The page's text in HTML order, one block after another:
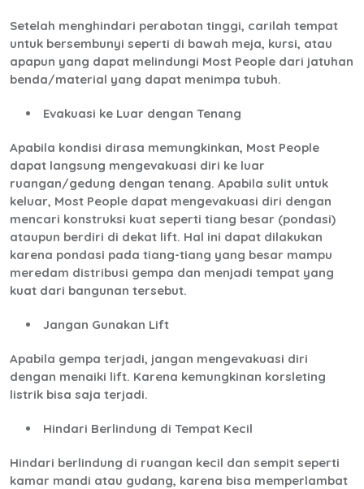
Setelah menghindari perabotan tinggi, carilah tempat
untuk bersembunyi seperti di bawah meja, kursi, atau
apapun yang dapat melindungi Most People dari jatuhan
benda/material yang dapat menimpa tubuh.
Evakuasi ke Luar dengan Tenang
Apabila kondisi dirasa memungkinkan, Most People
dapat langsung mengevakuasi diri ke luar
ruangan/gedung dengan tenang. Apabila sulit untuk
keluar, Most People dapat mengevakuasi diri dengan
mencari konstruksi kuat seperti tiang besar (pondasi)
ataupun berdiri di dekat lift. Hal ini dapat dilakukan
karena pondasi pada tiang-tiang yang besar mampu
meredam distribusi gempa dan menjadi tempat yang
kuat dari bangunan tersebut.
Jangan Gunakan Lift
Apabila gempa terjadi, jangan mengevakuasi diri
dengan menaiki lift. Karena kemungkinan korsleting
listrik bisa saja terjadi.
Hindari Berlindung di Tempat Kecil
Hindari berlindung di ruangan kecil dan sempit seperti
kamar mandi atau gudang, karena bisa memperlambat